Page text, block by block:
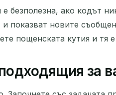
безполезна, ако кодът
показват новите
пощенската кутия и тя
за